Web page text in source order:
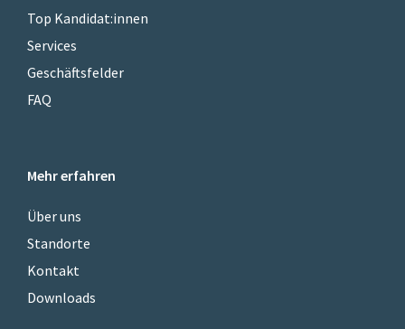
Top Kandidat:innen
Services
Geschäftsfelder
FAQ
Mehr erfahren
Über uns
Standorte
Kontakt
Downloads